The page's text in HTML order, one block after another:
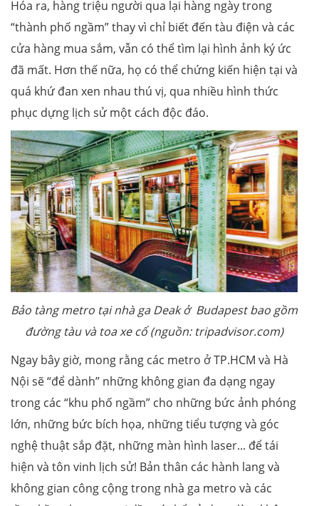
Hóa ra, hàng triệu người qua lại hàng ngày trong
“thành phố ngầm” thay vì chỉ biết đến tàu điện và các
cửa hàng mua sắm, vẫn có thể tìm lại hình ảnh ký ức
đã mất. Hơn thế nữa, họ có thể chứng kiến hiện tại và
quá khứ đan xen nhau thú vị, qua nhiều hình thức
phục dựng lịch sử một cách độc đáo.
Bảo tàng metro tại nhà ga Deak ở Budapest bao gồm
đường tàu và toa xe cổ (nguồn: tripadvisor.com)
Ngay bây giờ, mong rằng các metro ở TP.HCM và Hà
Nội sẽ “để dành” những không gian đa dạng ngay
trong các “khu phố ngầm” cho những bức ảnh phóng
lớn, những bức bích họa, những tiểu tượng và góc
nghệ thuật sắp đặt, những màn hình laser... để tái
hiện và tôn vinh lịch sử! Bản thân các hành lang và
không gian công cộng trong nhà ga metro và các